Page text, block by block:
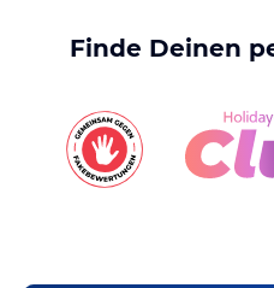
Finde Deinen